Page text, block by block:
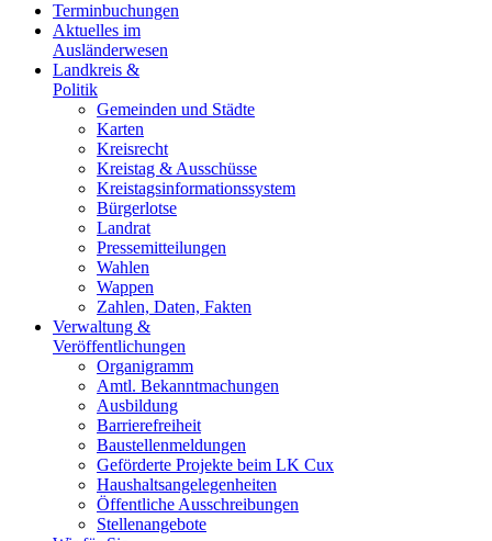
Terminbuchungen
Aktuelles im
Ausländerwesen
Landkreis &
Politik
Gemeinden und Städte
Karten
Kreisrecht
Kreistag & Ausschüsse
Kreistagsinformationssystem
Bürgerlotse
Landrat
Pressemitteilungen
Wahlen
Wappen
Zahlen, Daten, Fakten
Verwaltung &
Veröffentlichungen
Organigramm
Amtl. Bekanntmachungen
Ausbildung
Barrierefreiheit
Baustellenmeldungen
Geförderte Projekte beim LK Cux
Haushaltsangelegenheiten
Öffentliche Ausschreibungen
Stellenangebote